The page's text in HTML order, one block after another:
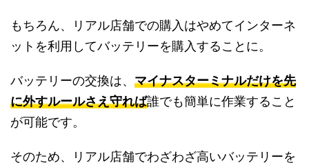
もちろん、リアル店舗での購入はやめてインターネ
ットを利用してバッテリーを購入することに。
バッテリーの交換は、 マイナスターミナルだけを先
に外すルールさえ守れば誰でも簡単に作業すること
が可能です。
そのため、リアル店舗でわざわざ高いバッテリーを